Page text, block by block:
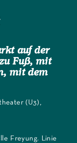
auf der
Fuß, mit
mit dem
(U3),
Freyung. Linie